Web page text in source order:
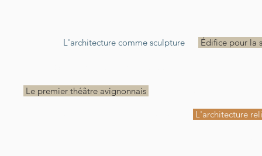
L'architecture
L'architecture comme sculpture Édifice pour la
Le premier théâtre avignonnais